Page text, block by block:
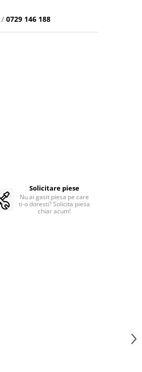
/ 0729 146 188
Solicitare piese
Nu ai gasit piesa pe care
ti-o doresti? Solicita piesa
chiar acum!